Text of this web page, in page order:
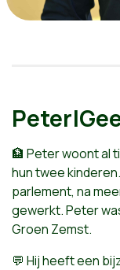
🏦 Peter woont al
hun twee
parlement, na
gewerkt. Peter
Groen Zemst.
💬 Hij heeft een